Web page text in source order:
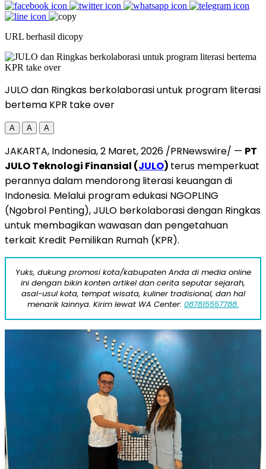
URL berhasil dicopy
JULO dan Ringkas berkolaborasi untuk program literasi
bertema KPR take over
A A A
JAKARTA, Indonesia,2 Maret, 2026 /PRNewswire/ — PT
JULO Teknologi Finansial (JULO) terus memperkuat
perannya dalam mendorong literasi keuangan di
Indonesia. Melalui program edukasi NGOPLING
(Ngobrol Penting), JULO berkolaborasi dengan Ringkas
untuk membagikan wawasan dan pengetahuan
terkait Kredit Pemilikan Rumah (KPR).
Yuks, dukung promosi kota/kabupaten Anda di media online
ini dengan bikin konten artikel dan cerita seputar sejarah,
asal-usul kota, tempat wisata, kuliner tradisional, dan hal
menarik lainnya. Kirim lewat WA Center: 087815557788.